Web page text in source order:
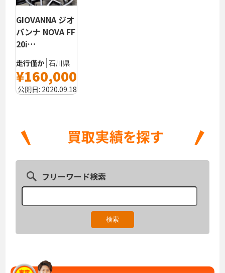
GIOVANNA ジオ
バンナ NOVA FF
20i…
走行僅か 石川県
¥160,000
公開日: 2020.09.18
フリーワード検索